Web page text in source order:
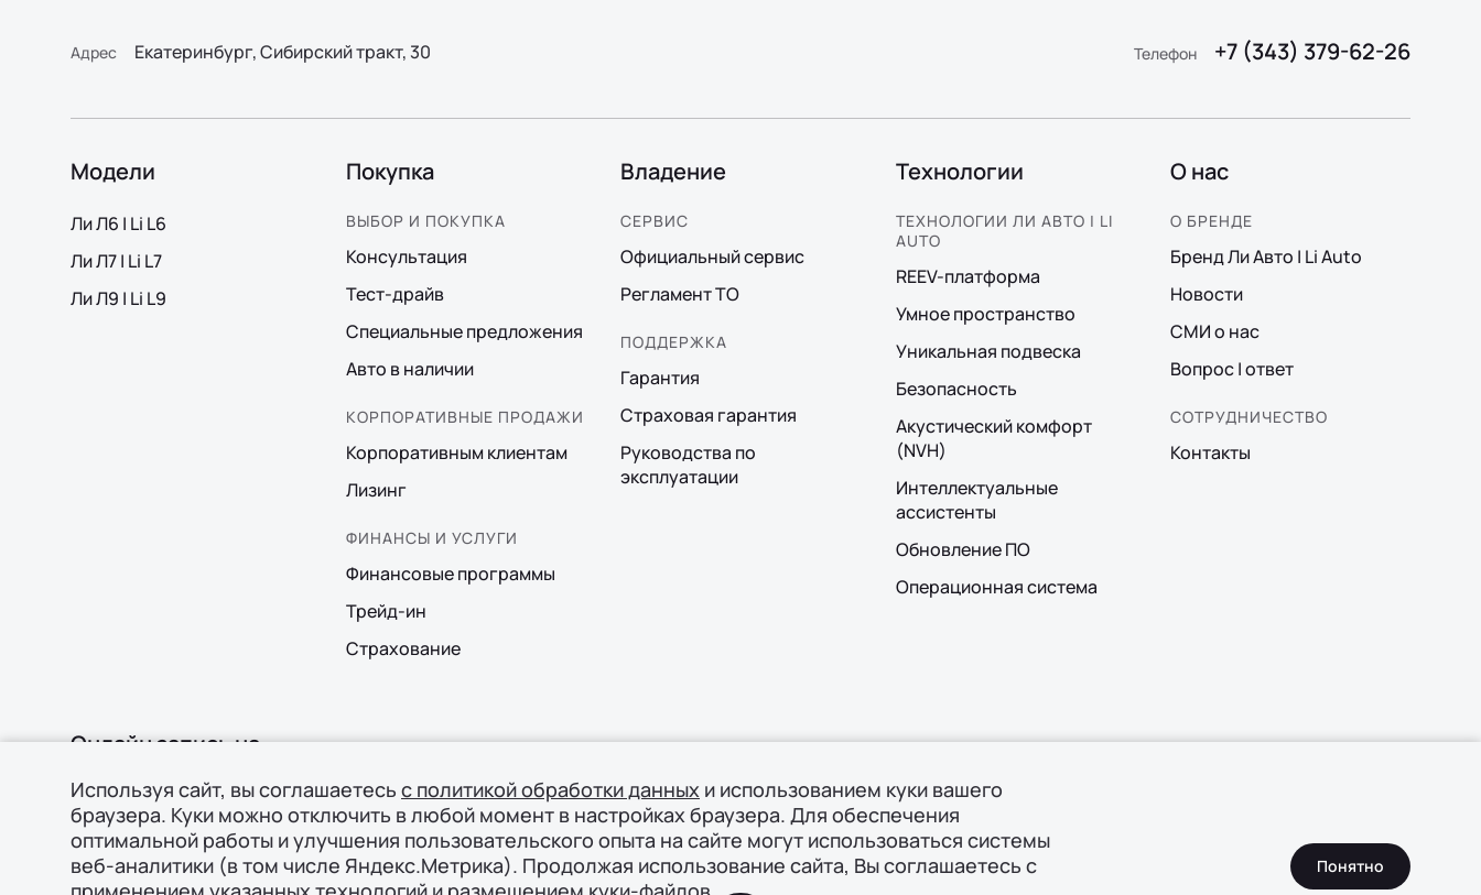
Адрес Екатеринбург, Сибирский тракт, 30 Телефон +7 (343) 379-62-26
Модели
Ли Л6 | Li L6
Ли Л7 | Li L7
Ли Л9 | Li L9
Покупка
ВЫБОР И ПОКУПКА
Консультация
Тест-драйв
Специальные предложения
Авто в наличии
КОРПОРАТИВНЫЕ ПРОДАЖИ
Корпоративным клиентам
Лизинг
ФИНАНСЫ И УСЛУГИ
Финансовые программы
Трейд-ин
Страхование
Владение
СЕРВИС
Официальный сервис
Регламент ТО
ПОДДЕРЖКА
Гарантия
Страховая гарантия
Руководства по
эксплуатации
Технологии
ТЕХНОЛОГИИ ЛИ АВТО | LI
AUTO
REEV-платформа
Умное пространство
Уникальная подвеска
Безопасность
Акустический комфорт
(NVH)
Интеллектуальные
ассистенты
Обновление ПО
Операционная система
О нас
О БРЕНДЕ
Бренд Ли Авто | Li Auto
Новости
СМИ о нас
Вопрос | ответ
СОТРУДНИЧЕСТВО
Контакты
Онлайн запись на
© 2026 Филиал ООО «ГИПЕРИОН ЛИЗИНГ (ТЯНЬЦЗИНЬ)», официальный дистрибьютор Ли Авто / Li Auto в России
Используя сайт, вы соглашаетесь с политикой обработки данных и использованием куки вашего
браузера. Куки можно отключить в любой момент в настройках браузера. Для обеспечения
оптимальной работы и улучшения пользовательского опыта на сайте могут использоваться системы
веб-аналитики (в том числе Яндекс.Метрика). Продолжая использование сайта, Вы соглашаетесь с
Понятно